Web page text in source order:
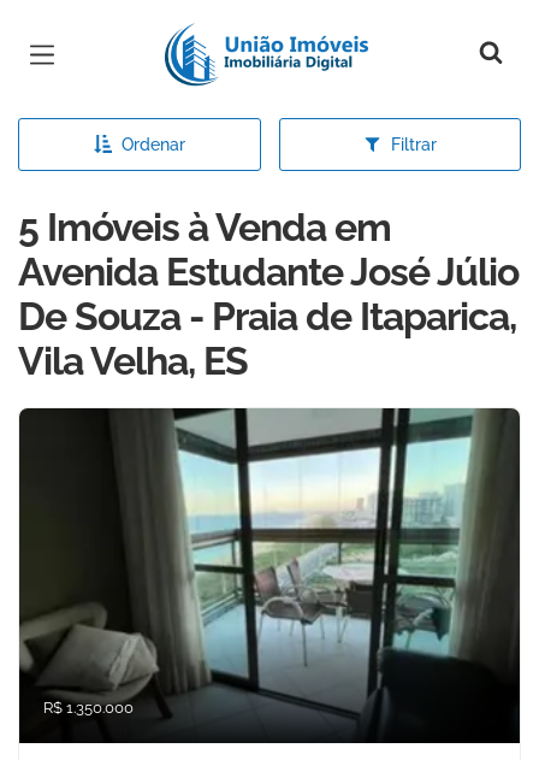
Página inicial
Ordenar Filtrar
5 Imóveis à Venda em
Avenida Estudante José Júlio
De Souza - Praia de Itaparica,
Vila Velha, ES
R$ 1.350.000